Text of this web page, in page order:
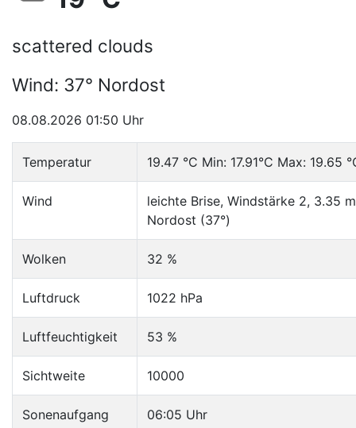
scattered clouds
Wind: 37° Nordost
08.08.2026 01:50 Uhr
Temperatur 19.47 °C Min: 17.91°C Max: 19.65
Wind
leichte Brise, Windstärke 2, 3.35
Nordost (37°)
Wolken 32 %
Luftdruck 1022 hPa
Luftfeuchtigkeit 53 %
Sichtweite 10000
Sonenaufgang 06:05 Uhr